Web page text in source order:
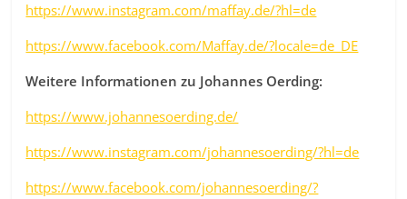
https://www.instagram.com/maffay.de/?hl=de
https://www.facebook.com/Maffay.de/?locale=de_DE
Weitere Informationen zu Johannes Oerding:
https://www.johannesoerding.de/
https://www.instagram.com/johannesoerding/?hl=de
https://www.facebook.com/johannesoerding/?